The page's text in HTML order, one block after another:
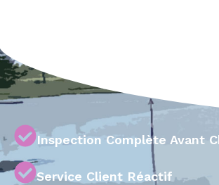
Inspection Complète Avant
Service Client Réactif